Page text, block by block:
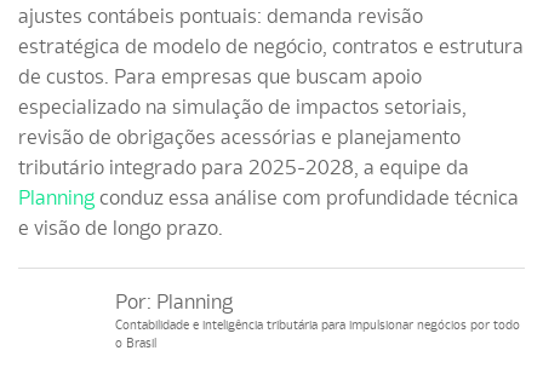
ajustes contábeis pontuais: demanda revisão
estratégica de modelo de negócio, contratos e estrutura
de custos. Para empresas que buscam apoio
especializado na simulação de impactos setoriais,
revisão de obrigações acessórias e planejamento
tributário integrado para 2025-2028, a equipe da
Planning conduz essa análise com profundidade técnica
e visão de longo prazo.
Por: Planning
Contabilidade e inteligência tributária para impulsionar negócios por todo
o Brasil